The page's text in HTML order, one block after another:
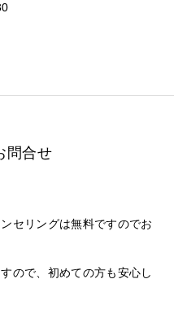
問合せ
セリングは無料ですのでお
ので、初めての方も安心し